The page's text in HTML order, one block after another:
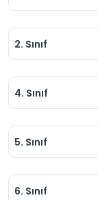
2. Sınıf
4. Sınıf
5. Sınıf
6. Sınıf